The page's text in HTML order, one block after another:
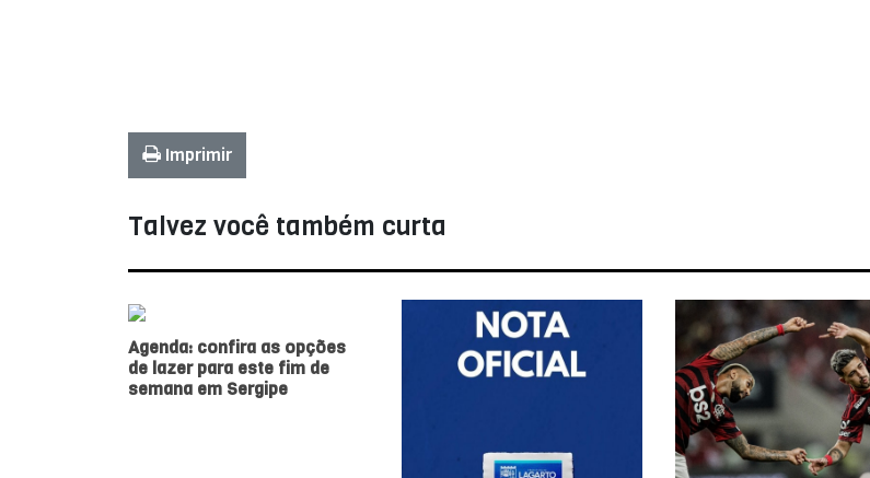
Imprimir
Talvez você também curta
Agenda: confira as opções
de lazer para este fim de
semana em Sergipe